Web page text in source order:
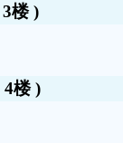
3楼)
4楼)